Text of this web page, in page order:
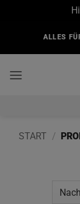
springen
ALLES
START /